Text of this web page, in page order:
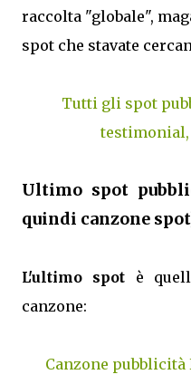
raccolta "globale",
spot che stavate
Tutti gli spot
Ultimo spot
quindi canzone
L'ultimo spot è
canzone:
Canzone pubblicità